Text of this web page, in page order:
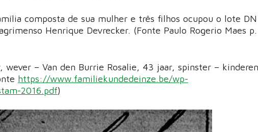
composta de sua mulher e três filhos ocupou o lote
Henrique Devrecker. (Fonte Paulo Rogerio Maes
wever – Van den Burrie Rosalie, 43 jaar, spinster –
https://www.familiekundedeinze.be/wp-
2016.pdf)